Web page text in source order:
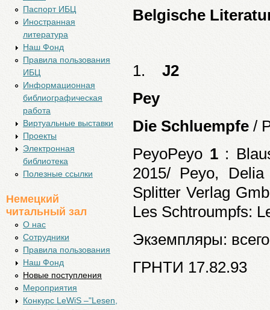
Belgische
1. J2
Pey
Die Schluempfe /
PeyoPeyo 1:
2015/ Peyo,
Splitter Verlag
Les Schtroumpfs:
Экземпляры:
ГРНТИ 17.82.93
Паспорт ИБЦ
Иностранная
литература
Наш Фонд
Правила пользования
ИБЦ
Информационная
библиографическая
работа
Виртуальные выставки
Проекты
Электронная
библиотека
Полезные ссылки
Немецкий
читальный зал
О нас
Cотрудники
Правила пользования
Наш Фонд
Новые поступления
Мероприятия
Конкурс LeWiS –"Lesen,